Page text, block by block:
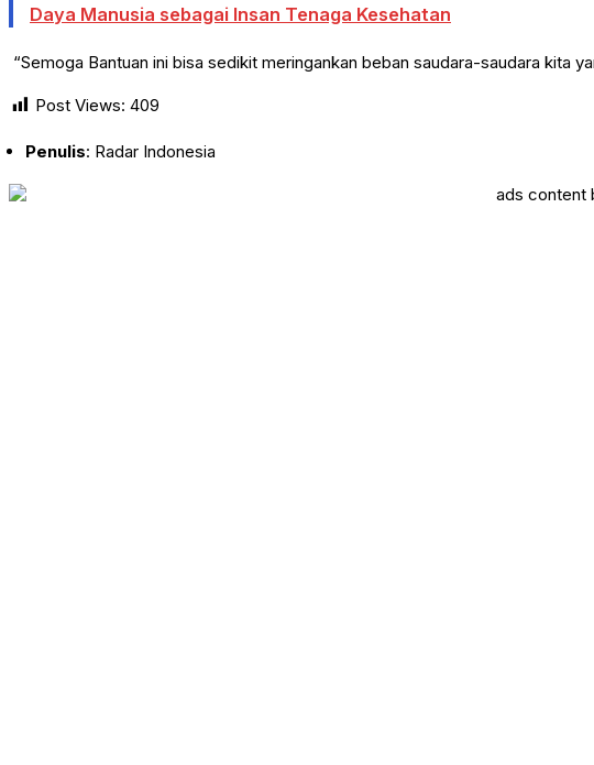
Daya Manusia sebagai Insan Tenaga Kesehatan
“Semoga Bantuan ini bisa sedikit meringankan beban saudara-saudara kita
Post Views: 409
Penulis: Radar Indonesia